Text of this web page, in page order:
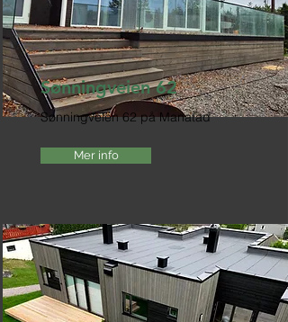
Sønningveien 62
Sønningveien 62 på Manatad
Mer info